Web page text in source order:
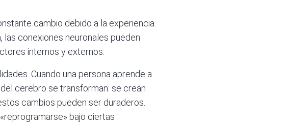
cambio debido a la experiencia.
conexiones neuronales pueden
internos y externos.
Cuando una persona aprende a
cerebro se transforman: se crean
cambios pueden ser duraderos.
bajo ciertas